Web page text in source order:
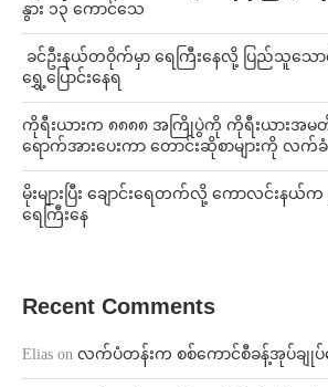
နွား ၁၃ ကောင်သေ
ခင်ဦးနယ်တဝိုက်မှာ ရေကြီးနေလို့ ပြည်သူသေ
ရွှေ့ပြောင်းနေရ
ကိုရီးယားက ၈၈၈၈ အကြိုပွဲကို ကိုရီးယား
ရောက်အားပေးကာ တောင်းဆိုစာများကို လက်ခံ
မိုးများပြီး ချောင်းရေတက်လို့ ကောလင်းနယ်က
ရေကြီးနေ
Recent Comments
Elias on လက်ပံတန်းက စစ်ကောင်စီခန့်အုပ်ချုပ်